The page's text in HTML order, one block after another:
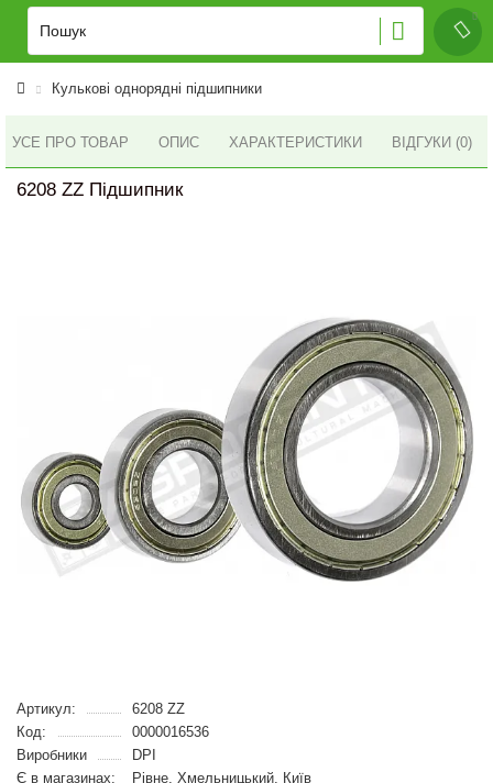
Кулькові однорядні підшипники
УСЕ ПРО ТОВАР ОПИС ХАРАКТЕРИСТИКИ ВІДГУКИ (0)
6208 ZZ Підшипник
Артикул:
6208 ZZ
Код:
0000016536
Виробники
DPI
Є в магазинах:
Рівне, Хмельницький, Київ